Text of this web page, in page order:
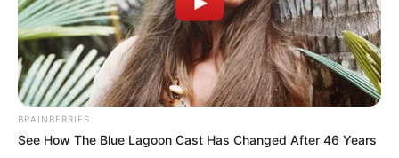
BRAINBERRIES
See How The Blue Lagoon Cast Has Changed After 46 Years